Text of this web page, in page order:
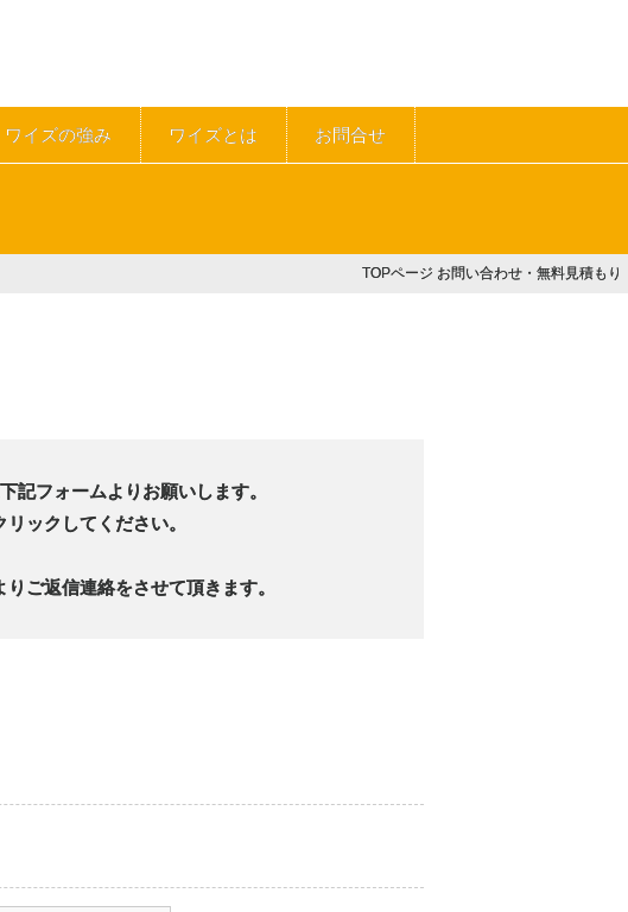
ワイズの強み ワイズとは お問合せ
TOPページ お問い合わせ・無料見積もり
記フォームよりお願いします。
ックしてください。
ご返信連絡をさせて頂きます。